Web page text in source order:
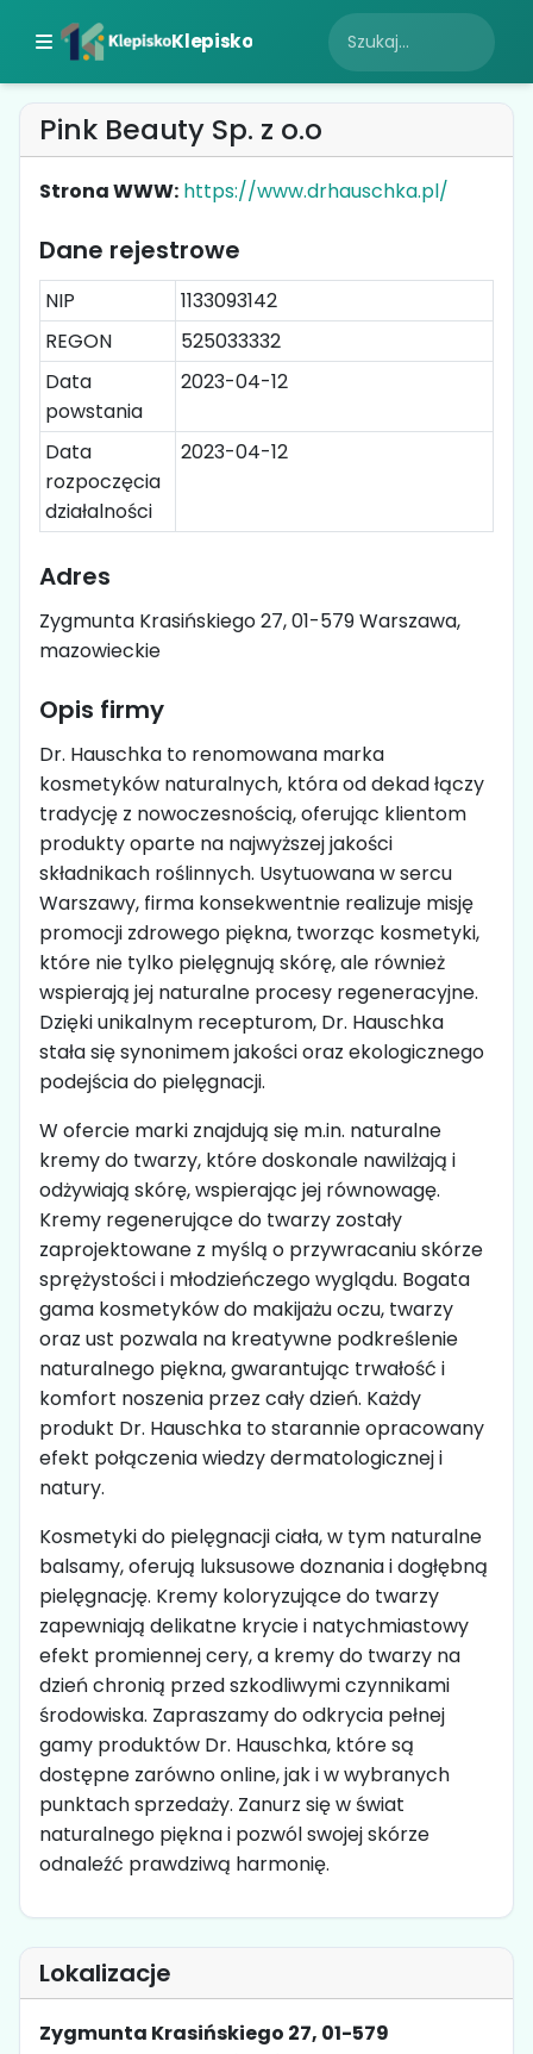
Klepisko
Pink Beauty Sp. z o.o
Strona WWW: https://www.drhauschka.pl/
Dane rejestrowe
NIP
1133093142
REGON
525033332
Data
powstania
2023-04-12
Data
rozpoczęcia
działalności
2023-04-12
Adres
Zygmunta Krasińskiego 27, 01-579 Warszawa,
mazowieckie
Opis firmy
Dr. Hauschka to renomowana marka
kosmetyków naturalnych, która od dekad łączy
tradycję z nowoczesnością, oferując klientom
produkty oparte na najwyższej jakości
składnikach roślinnych. Usytuowana w sercu
Warszawy, firma konsekwentnie realizuje misję
promocji zdrowego piękna, tworząc kosmetyki,
które nie tylko pielęgnują skórę, ale również
wspierają jej naturalne procesy regeneracyjne.
Dzięki unikalnym recepturom, Dr. Hauschka
stała się synonimem jakości oraz ekologicznego
podejścia do pielęgnacji.
W ofercie marki znajdują się m.in. naturalne
kremy do twarzy, które doskonale nawilżają i
odżywiają skórę, wspierając jej równowagę.
Kremy regenerujące do twarzy zostały
zaprojektowane z myślą o przywracaniu skórze
sprężystości i młodzieńczego wyglądu. Bogata
gama kosmetyków do makijażu oczu, twarzy
oraz ust pozwala na kreatywne podkreślenie
naturalnego piękna, gwarantując trwałość i
komfort noszenia przez cały dzień. Każdy
produkt Dr. Hauschka to starannie opracowany
efekt połączenia wiedzy dermatologicznej i
natury.
Kosmetyki do pielęgnacji ciała, w tym naturalne
balsamy, oferują luksusowe doznania i dogłębną
pielęgnację. Kremy koloryzujące do twarzy
zapewniają delikatne krycie i natychmiastowy
efekt promiennej cery, a kremy do twarzy na
dzień chronią przed szkodliwymi czynnikami
środowiska. Zapraszamy do odkrycia pełnej
gamy produktów Dr. Hauschka, które są
dostępne zarówno online, jak i w wybranych
punktach sprzedaży. Zanurz się w świat
naturalnego piękna i pozwól swojej skórze
odnaleźć prawdziwą harmonię.
Lokalizacje
Zygmunta Krasińskiego 27, 01-579